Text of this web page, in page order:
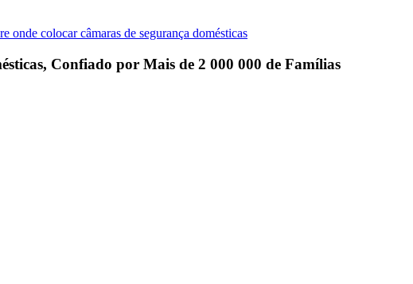
onde colocar câmaras de segurança domésticas
Confiado por Mais de 2 000 000 de Famílias